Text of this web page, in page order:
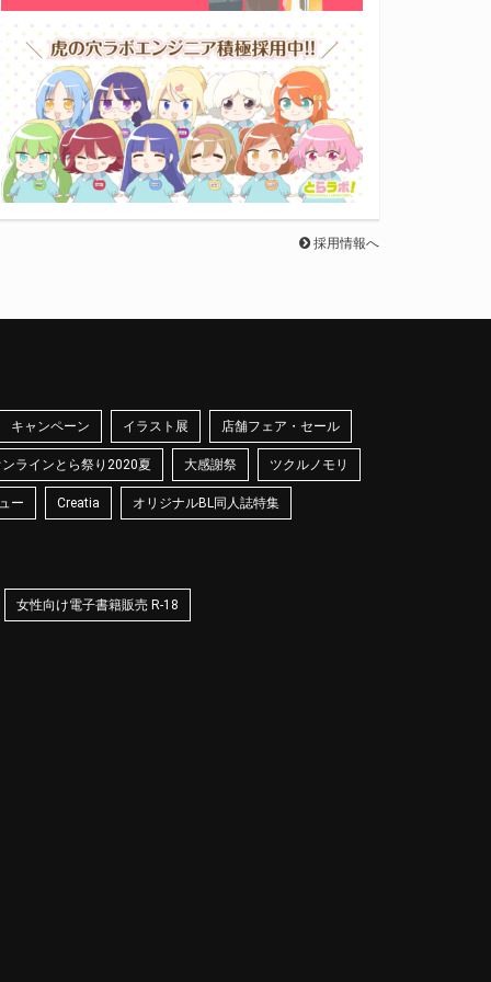
採用情報へ
キャンペーン イラスト展 店舗フェア・セール
ラインとら祭り2020夏 大感謝祭 ツクルノモリ
ー Creatia オリジナルBL同人誌特集
女性向け電子書籍販売 R-18